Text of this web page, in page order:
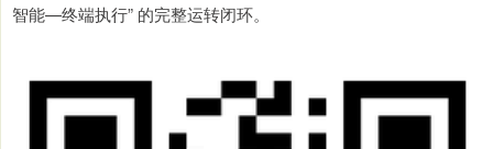
智能—终端执行” 的完整运转闭环。